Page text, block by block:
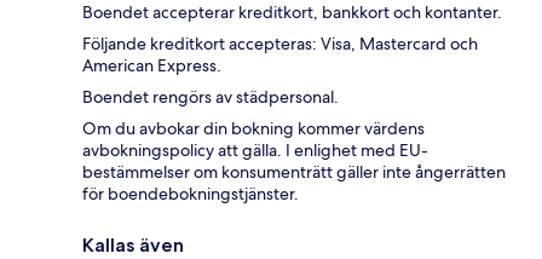
Boendet accepterar kreditkort, bankkort och kontanter.
Följande kreditkort accepteras: Visa, Mastercard och
American Express.
Boendet rengörs av städpersonal.
Om du avbokar din bokning kommer värdens
avbokningspolicy att gälla. I enlighet med EU-
bestämmelser om konsumenträtt gäller inte ångerrätten
för boendebokningstjänster.
Kallas även